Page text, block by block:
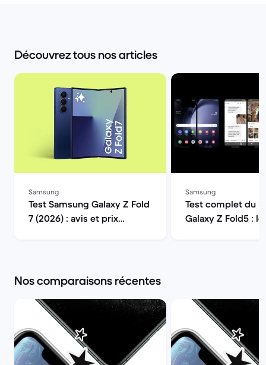
Découvrez tous nos articles
Samsung
Test Samsung Galaxy Z Fold
7 (2026) : avis et prix
Samsung
Test complet du
Galaxy Z Fold5 :
Nos comparaisons récentes